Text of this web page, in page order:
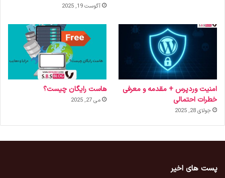
آگوست 19, 2025
امنیت وردپرس + مقدمه و معرفی
خطرات احتمالی
جولای 28, 2025
هاست رایگان چیست؟
می 27, 2025
پست های اخیر